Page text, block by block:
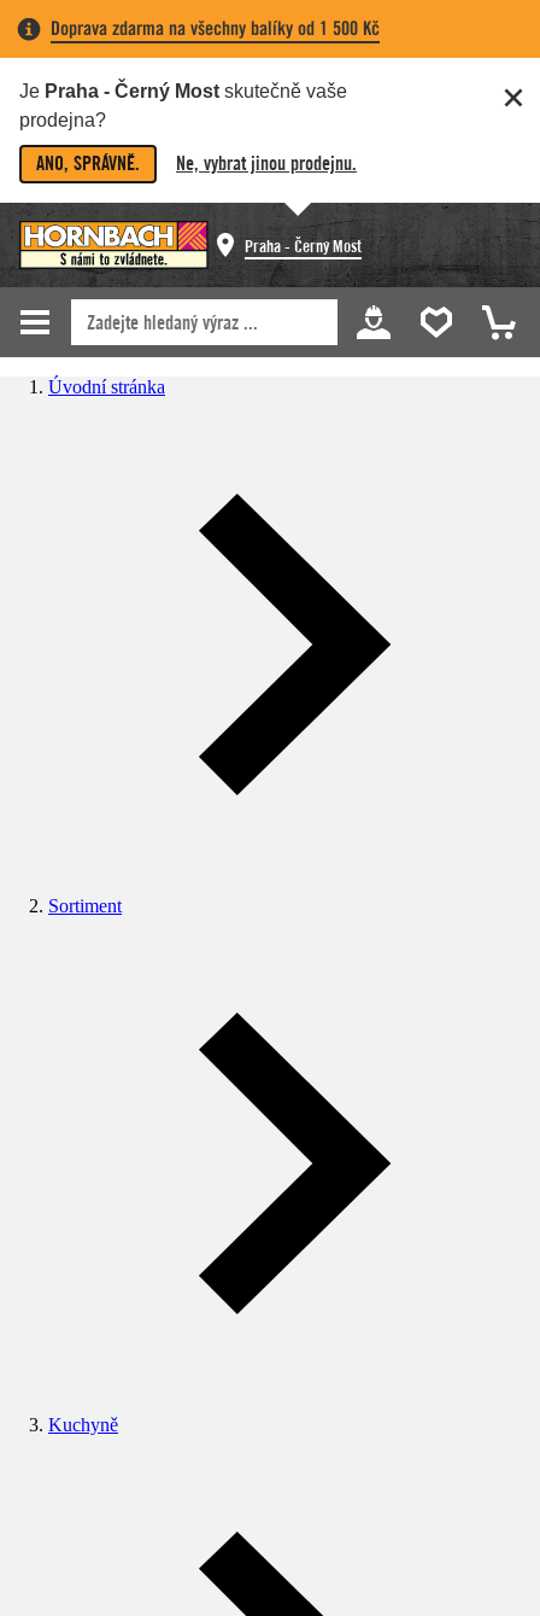
Doprava zdarma na všechny balíky od 1 500 Kč
Je Praha - Černý Most skutečně vaše
prodejna?
ANO, SPRÁVNĚ. Ne, vybrat jinou prodejnu.
Praha - Černý Most
Úvodní stránka
Sortiment
Kuchyně